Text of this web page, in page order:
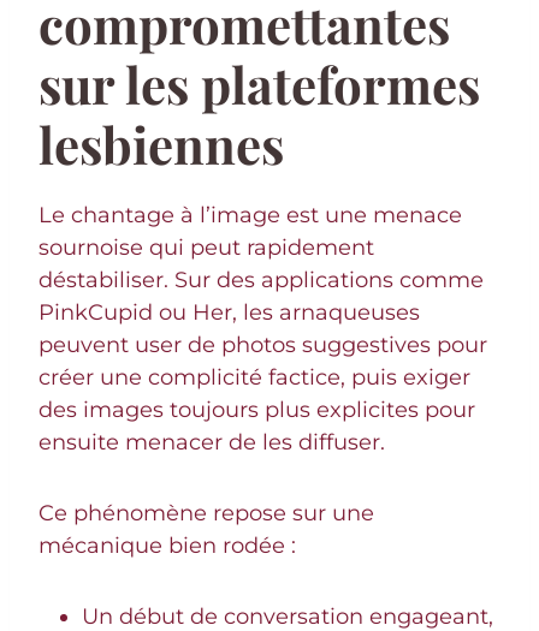
compromettantes
sur les plateformes
lesbiennes
Le chantage à l’image est une menace
sournoise qui peut rapidement
déstabiliser. Sur des applications comme
PinkCupid ou Her, les arnaqueuses
peuvent user de photos suggestives pour
créer une complicité factice, puis exiger
des images toujours plus explicites pour
ensuite menacer de les diffuser.
Ce phénomène repose sur une
mécanique bien rodée :
Un début de conversation engageant,